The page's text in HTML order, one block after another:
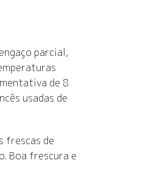
parcial,
de 8
usadas de
frescas de
Boa frescura e